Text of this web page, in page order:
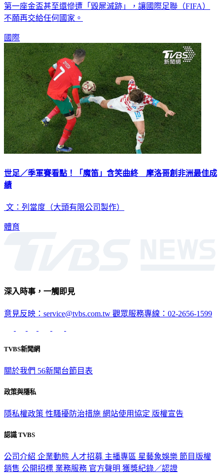
第一座金盃甚至還慘遭「毀屍滅跡」，讓國際足聯（FIFA）
不願再交給任何國家。
國際
世足／季軍賽看點！「魔笛」含笑曲終 摩洛哥創非洲最佳成
績
文：列當度（大頭有限公司製作）
體育
深入時事，一觸即見
意見反映：service@tvbs.com.tw 觀眾服務專線：02-2656-1599
TVBS新聞網
關於我們 56新聞台節目表
政策與隱私
隱私權政策 性騷擾防治措施 網站使用協定 版權宣告
認識 TVBS
公司介紹 企業動態 人才招募 主播專區 星藝象娛樂 節目版權
銷售 公開招標 業務服務 官方聲明 獲獎紀錄／認證